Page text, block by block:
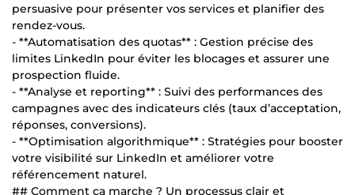
persuasive pour présenter vos services et planifier des
rendez-vous.
- **Automatisation des quotas** : Gestion précise des
limites LinkedIn pour éviter les blocages et assurer une
prospection fluide.
- **Analyse et reporting** : Suivi des performances des
campagnes avec des indicateurs clés (taux d’acceptation,
réponses, conversions).
- **Optimisation algorithmique** : Stratégies pour booster
votre visibilité sur LinkedIn et améliorer votre
référencement naturel.
## Comment ça marche ? Un processus clair et